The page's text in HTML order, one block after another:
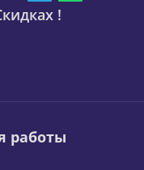
!
работы